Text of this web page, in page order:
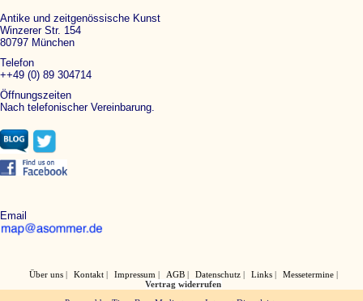
Antike und zeitgenössische Kunst
Winzerer Str. 154
80797 München
Telefon
++49 (0) 89 304714
Öffnungszeiten
Nach telefonischer Vereinbarung.
Email
Über uns Kontakt Impressum AGB Datenschutz Links
Messetermine
Vertrag widerrufen